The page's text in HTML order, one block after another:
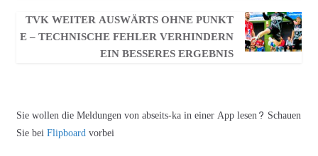
TVK WEITER AUSWÄRTS OHNE PUNKT
E – TECHNISCHE FEHLER VERHINDERN
EIN BESSERES ERGEBNIS
Sie wollen die Meldungen von abseits-ka in einer App lesen? Schauen
Sie beiFlipboardvorbei